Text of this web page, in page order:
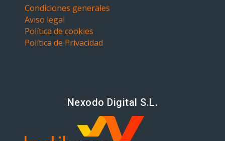
Condiciones generales
Aviso legal
Política de cookies
Política de Privacidad
Nexodo Digital S.L.